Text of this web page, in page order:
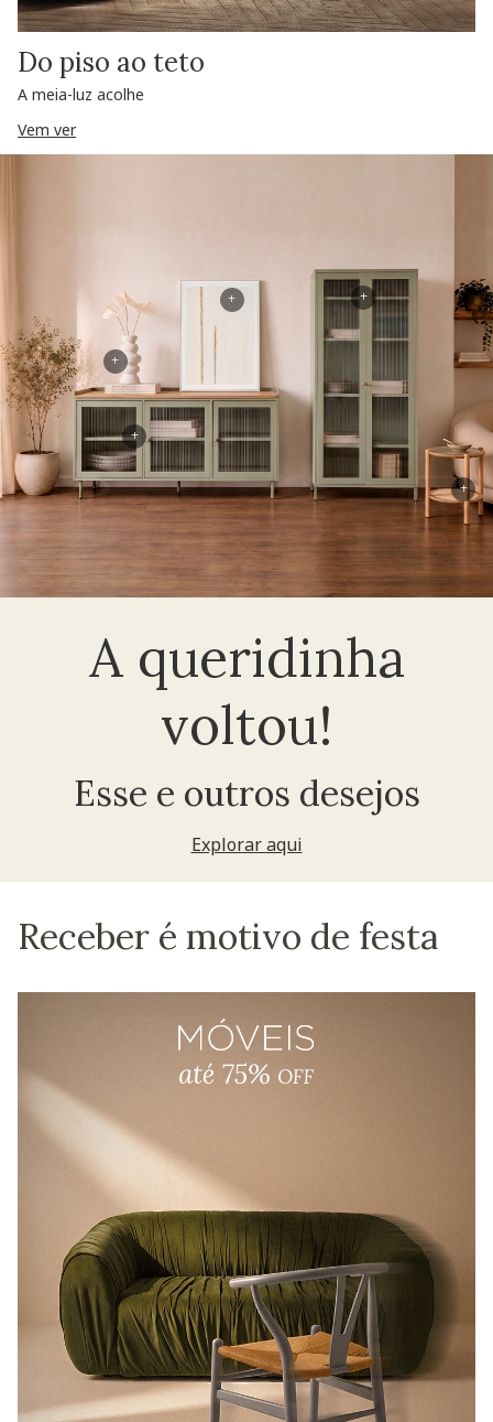
Do piso ao teto
A meia-luz acolhe
Vem ver
A queridinha
voltou!
Esse e outros desejos
Explorar aqui
+
+
+
+
+
Receber é motivo de festa